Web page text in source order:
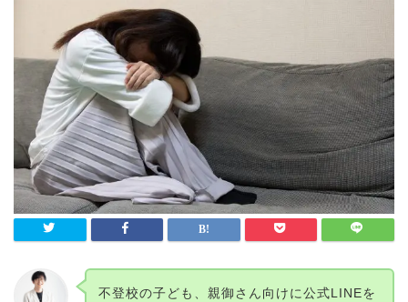
不登校の子ども、親御さん向けに公式LINEを